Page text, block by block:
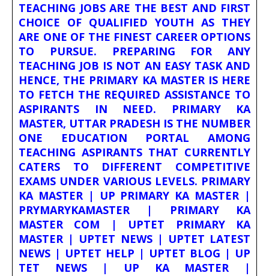
TEACHING JOBS ARE THE BEST AND FIRST
CHOICE OF QUALIFIED YOUTH AS THEY
ARE ONE OF THE FINEST CAREER OPTIONS
TO PURSUE. PREPARING FOR ANY
TEACHING JOB IS NOT AN EASY TASK AND
HENCE, THE PRIMARY KA MASTER IS HERE
TO FETCH THE REQUIRED ASSISTANCE TO
ASPIRANTS IN NEED. PRIMARY KA
MASTER, UTTAR PRADESH IS THE NUMBER
ONE EDUCATION PORTAL AMONG
TEACHING ASPIRANTS THAT CURRENTLY
CATERS TO DIFFERENT COMPETITIVE
EXAMS UNDER VARIOUS LEVELS. PRIMARY
KA MASTER | UP PRIMARY KA MASTER |
PRYMARYKAMASTER | PRIMARY KA
MASTER COM | UPTET PRIMARY KA
MASTER | UPTET NEWS | UPTET LATEST
NEWS | UPTET HELP | UPTET BLOG | UP
TET NEWS | UP KA MASTER |